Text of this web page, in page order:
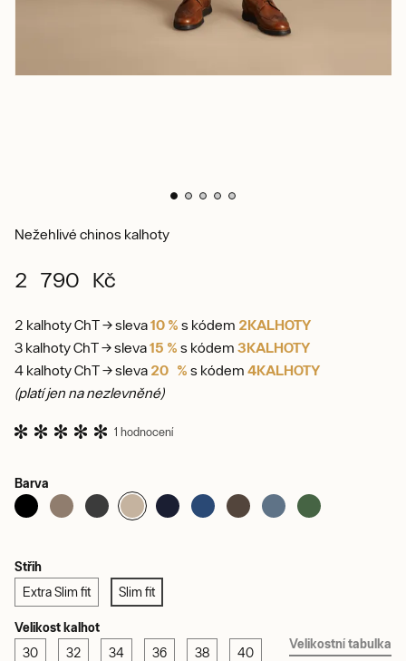
Nežehlivé chinos kalhoty
2 790 Kč
2 kalhoty ChT → sleva10 % s kódem 2KALHOTY
3 kalhoty ChT → sleva15 % s kódem 3KALHOTY
4 kalhoty ChT → sleva 20 % s kódem 4KALHOTY
(platí jen na nezlevněné)
1 hodnocení
Barva
Střih
Extra Slim fit Slim fit
Velikost kalhot
30 32 34 36 38 40
Velikostní tabulka